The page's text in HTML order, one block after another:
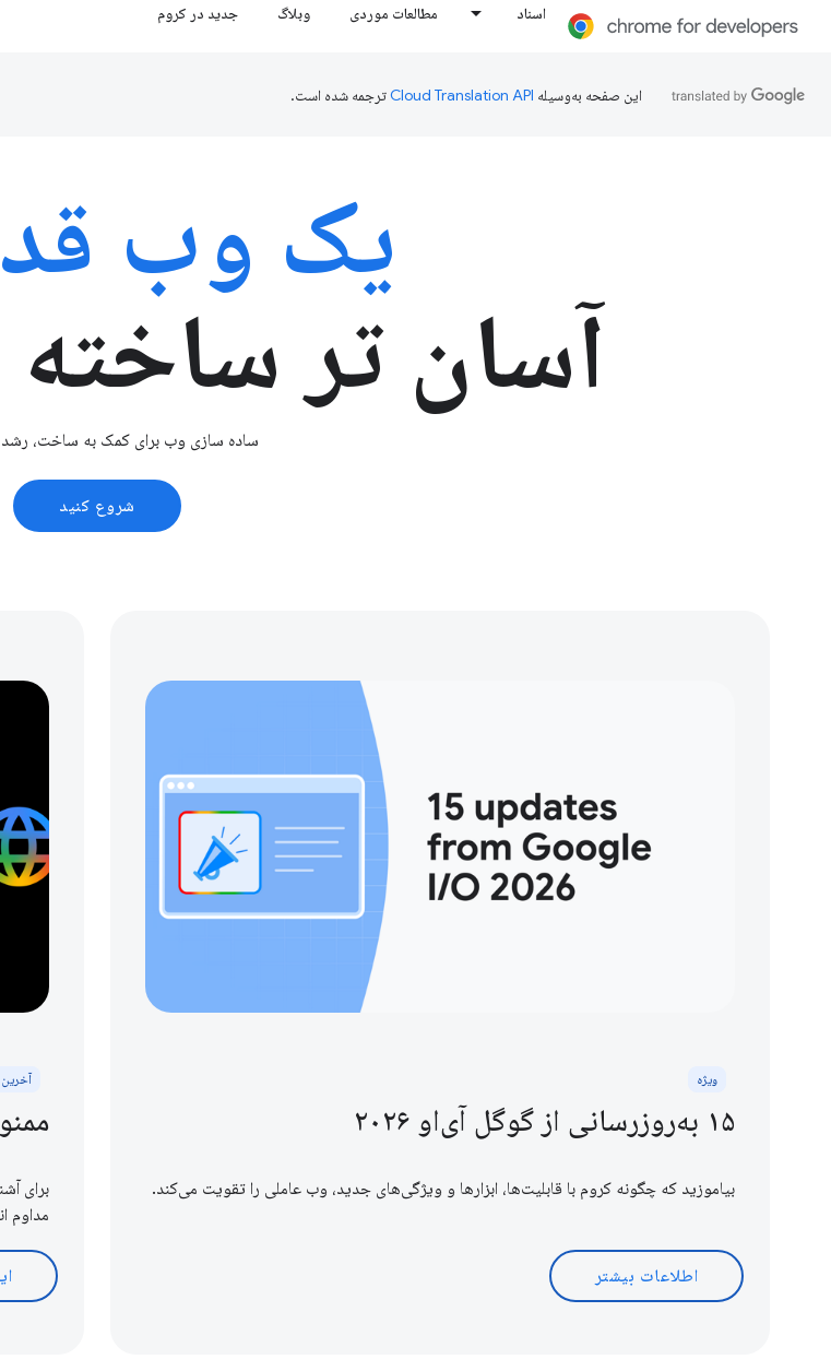
اسناد مطالعات موردی وبلاگ جدید در کروم
این صفحه به‌وسیله ترجمه شده است.
یک وب
آسان تر
ساده سازی وب برای کمک به ساخت، رشد
شروع کنید
ویژه
۱۵ به‌روزرسانی از گوگل آی‌او ۲۰۲۶
بیاموزید که چگونه کروم با قابلیت‌ها، ابزارها و ویژگی‌های جدید، وب عاملی را تقویت می‌کند.
اطلاعات بیشتر
آخرین
برای
مداوم